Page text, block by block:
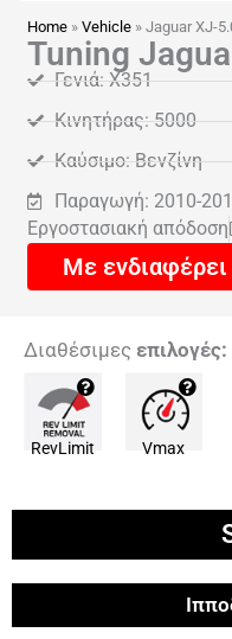
Home »Vehicle »Jaguar XJ-
Tuning
Γενιά: X351
Κινητήρας: 5000
Καύσιμο: Βενζίνη
Παραγωγή: 2010-
Εργοστασιακή απόδοση
Με ενδιαφέρει
Διαθέσιμες επιλογές:
RevLimit Vmax